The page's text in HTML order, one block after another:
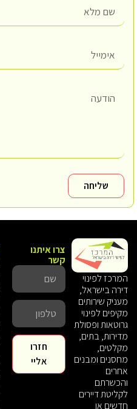
שליחה
המרכז לפינוי
דירה בישראל,
מעניק שירותים
מקיפים לפינוי
גרוטאות ופסולת
מדירות, בתים,
מקלטים,
מחסנים ומבנים
אחרים
והכשרתם
לקליטת דיירים
חדשים או
צרו איתנו
קשר
חזרו
אליי